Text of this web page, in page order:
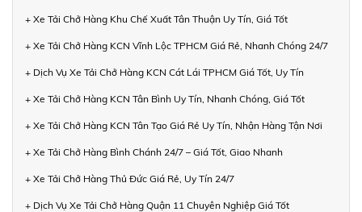
+ Xe Tải Chở Hàng Khu Chế Xuất Tân Thuận Uy Tín, Giá Tốt
+ Xe Tải Chở Hàng KCN Vĩnh Lộc TPHCM Giá Rẻ, Nhanh Chóng 24/7
+ Dịch Vụ Xe Tải Chở Hàng KCN Cát Lái TPHCM Giá Tốt, Uy Tín
+ Xe Tải Chở Hàng KCN Tân Bình Uy Tín, Nhanh Chóng, Giá Tốt
+ Xe Tải Chở Hàng KCN Tân Tạo Giá Rẻ Uy Tín, Nhận Hàng Tận Nơi
+ Xe Tải Chở Hàng Bình Chánh 24/7 – Giá Tốt, Giao Nhanh
+ Xe Tải Chở Hàng Thủ Đức Giá Rẻ, Uy Tín 24/7
+ Dịch Vụ Xe Tải Chở Hàng Quận 11 Chuyên Nghiệp Giá Tốt